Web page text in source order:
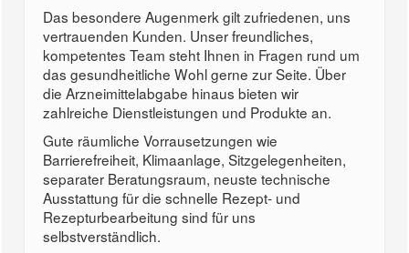
Das besondere Augenmerk gilt zufriedenen, uns
vertrauenden Kunden. Unser freundliches,
kompetentes Team steht Ihnen in Fragen rund um
das gesundheitliche Wohl gerne zur Seite. Über
die Arzneimittelabgabe hinaus bieten wir
zahlreiche Dienstleistungen und Produkte an.
Gute räumliche Vorrausetzungen wie
Barrierefreiheit, Klimaanlage, Sitzgelegenheiten,
separater Beratungsraum, neuste technische
Ausstattung für die schnelle Rezept- und
Rezepturbearbeitung sind für uns
selbstverständlich.